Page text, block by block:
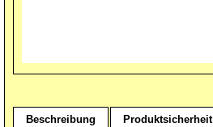
Beschreibung Produktsicherheit